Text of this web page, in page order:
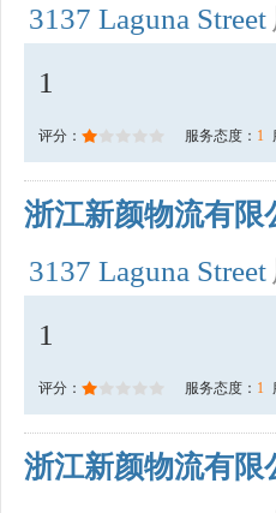
3137 Laguna Street
1
评分： 服务态度： 1
浙江新颜物流有限
3137 Laguna Street
1
评分： 服务态度： 1
浙江新颜物流有限